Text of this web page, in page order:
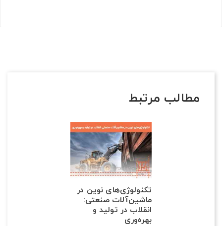
مطالب مرتبط
تکنولوژی‌های نوین در
ماشین‌آلات صنعتی:
انقلاب در تولید و
بهره‌وری